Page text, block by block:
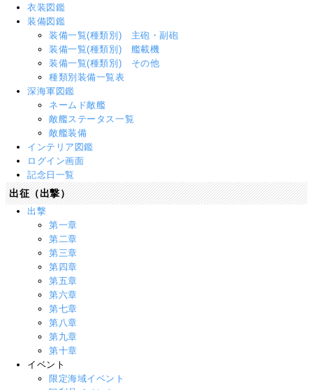
衣装図鑑
装備図鑑
装備一覧(種類別) 主砲・副砲
装備一覧(種類別) 艦載機
装備一覧(種類別) その他
種類別装備一覧表
深海軍図鑑
ネームド敵艦
敵艦ステータス一覧
敵艦装備
インテリア図鑑
ログイン画面
記念日一覧
出征（出撃）
出撃
第一章
第二章
第三章
第四章
第五章
第六章
第七章
第八章
第九章
第十章
イベント
限定海域イベント